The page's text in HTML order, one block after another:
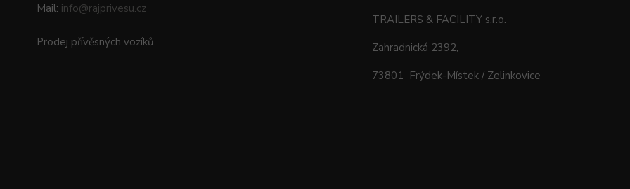
Mail: info@rajprivesu.cz
Prodej přívěsných vozíků
TRAILERS & FACILITY s.r.o.
Zahradnická 2392,
73801 Frýdek-Místek / Zelinkovice